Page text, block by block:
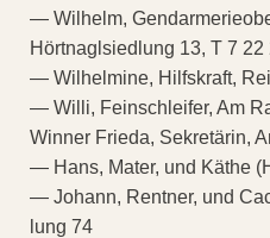
— Wilhelm,
Hörtnaglsiedlung 13, T 7 22
— Wilhelmine, Hilfskraft,
— Willi, Feinschleifer, Am
Winner Frieda, Sekretärin,
— Hans, Mater, und Käthe
— Johann, Rentner, und
lung 74